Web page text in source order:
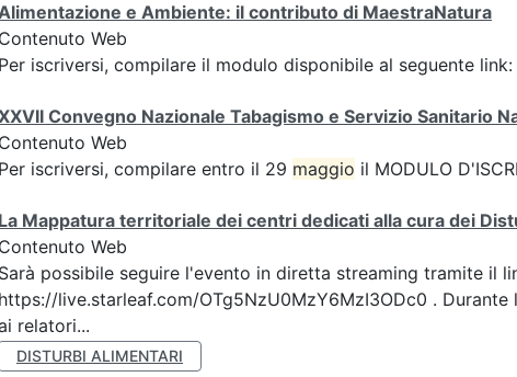
e Ambiente: il contributo di MaestraNatura
Contenuto Web
Per iscriversi, compilare il modulo disponibile al seguente
Convegno Nazionale Tabagismo e Servizio Sanitario
Contenuto Web
Per iscriversi, compilare entro il 29 maggio il MODULO
La Mappatura territoriale dei centri dedicati alla cura dei
Contenuto Web
Sarà possibile seguire l'evento in diretta streaming tramite il
https://live.starleaf.com/OTg5NzU0MzY6MzI3ODc0 .
relatori...
DISTURBI ALIMENTARI